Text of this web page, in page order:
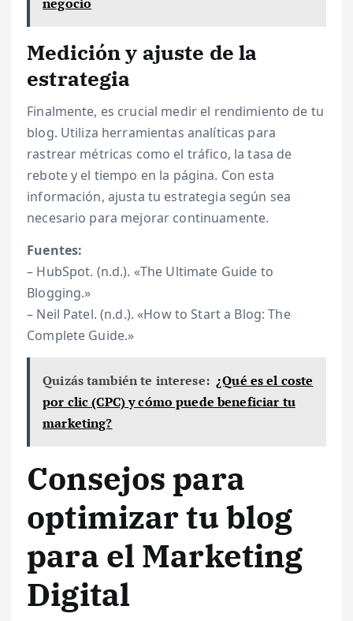
Medición y ajuste de la
estrategia
Finalmente, es crucial medir el rendimiento de tu
blog. Utiliza herramientas analíticas para
rastrear métricas como el tráfico, la tasa de
rebote y el tiempo en la página. Con esta
información, ajusta tu estrategia según sea
necesario para mejorar continuamente.
Fuentes:
– HubSpot. (n.d.). «The Ultimate Guide to
Blogging.»
– Neil Patel. (n.d.). «How to Start a Blog: The
Complete Guide.»
Quizás también te interese: ¿Qué es el coste
por clic (CPC) y cómo puede beneficiar tu
marketing?
Consejos para
optimizar tu blog
para el Marketing
Digital